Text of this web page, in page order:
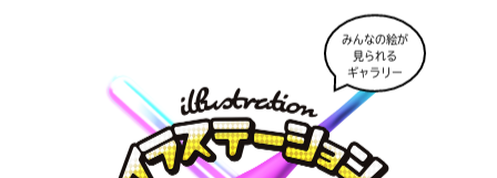
シリーズに
出会える
みんなの絵が
見られる
ギャラリー